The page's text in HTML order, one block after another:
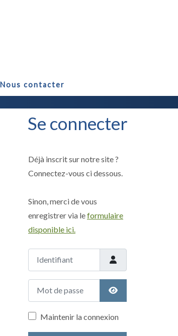
Nous contacter
Se connecter
Déjà inscrit sur notre site ?
Connectez-vous ci dessous.
Sinon, merci de vous
enregistrer via leformulaire
disponible ici.
Afficher le mot de
Maintenir la connexion